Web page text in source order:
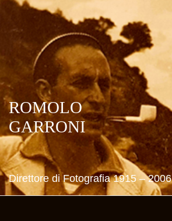
ROMOLO
GARRONI
Direttore di Fotografia 1915 – 2006